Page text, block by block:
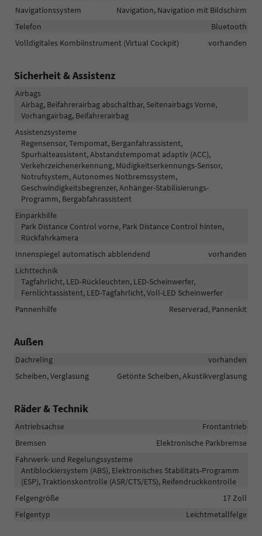
Navigationssystem
Navigation, Navigation mit Bildschirm
Telefon
Bluetooth
Volldigitales Kombiinstrument (Virtual Cockpit)
vorhanden
Sicherheit & Assistenz
Airbags
Airbag, Beifahrerairbag abschaltbar, Seitenairbags Vorne,
Vorhangairbag, Beifahrerairbag
Assistenzsysteme
Regensensor, Tempomat, Berganfahrassistent,
Spurhalteassistent, Abstandstempomat adaptiv (ACC),
Verkehrzeichenerkennung, Müdigkeitserkennungs-Sensor,
Notrufsystem, Autonomes Notbremssystem,
Geschwindigkeitsbegrenzer, Anhänger-Stabilisierungs-
Programm, Bergabfahrassistent
Einparkhilfe
Park Distance Control vorne, Park Distance Control hinten,
Rückfahrkamera
Innenspiegel automatisch abblendend
vorhanden
Lichttechnik
Tagfahrlicht, LED-Rückleuchten, LED-Scheinwerfer,
Fernlichtassistent, LED-Tagfahrlicht, Voll-LED Scheinwerfer
Pannenhilfe
Reserverad, Pannenkit
Außen
Dachreling
vorhanden
Scheiben, Verglasung
Getönte Scheiben, Akustikverglasung
Räder & Technik
Antriebsachse
Frontantrieb
Bremsen
Elektronische Parkbremse
Fahrwerk- und Regelungssysteme
Antiblockiersystem (ABS), Elektronisches Stabilitäts-Programm
(ESP), Traktionskontrolle (ASR/CTS/ETS), Reifendruckkontrolle
Felgengröße
17 Zoll
Felgentyp
Leichtmetallfelge